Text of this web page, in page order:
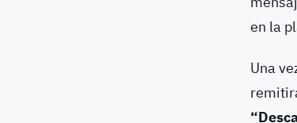
en la
Una